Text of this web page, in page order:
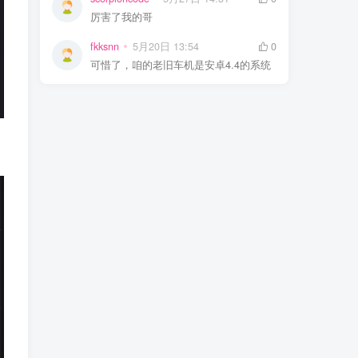
厉害了我的哥
fkksnn 5月20日 13:54
0
可惜了，咱的老旧车机是安卓4.4的系统